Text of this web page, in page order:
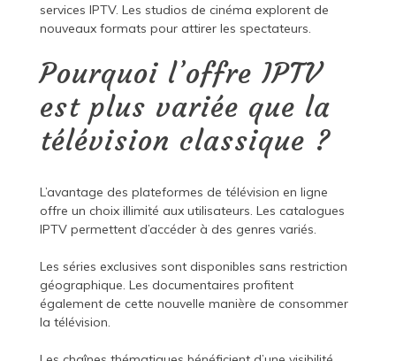
services IPTV. Les studios de cinéma explorent de
nouveaux formats pour attirer les spectateurs.
Pourquoi l’offre IPTV
est plus variée que la
télévision classique ?
L’avantage des plateformes de télévision en ligne
offre un choix illimité aux utilisateurs. Les catalogues
IPTV permettent d’accéder à des genres variés.
Les séries exclusives sont disponibles sans restriction
géographique. Les documentaires profitent
également de cette nouvelle manière de consommer
la télévision.